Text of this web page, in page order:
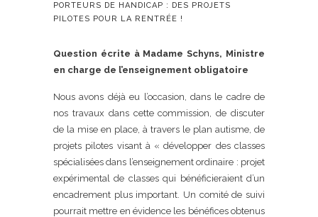
PORTEURS DE HANDICAP : DES PROJETS
PILOTES POUR LA RENTRÉE !
Question écrite à Madame Schyns, Ministre
en charge de l’enseignement obligatoire
Nous avons déjà eu l’occasion, dans le cadre de
nos travaux dans cette commission, de discuter
de la mise en place, à travers le plan autisme, de
projets pilotes visant à « développer des classes
spécialisées dans l’enseignement ordinaire : projet
expérimental de classes qui bénéficieraient d’un
encadrement plus important. Un comité de suivi
pourrait mettre en évidence les bénéfices obtenus